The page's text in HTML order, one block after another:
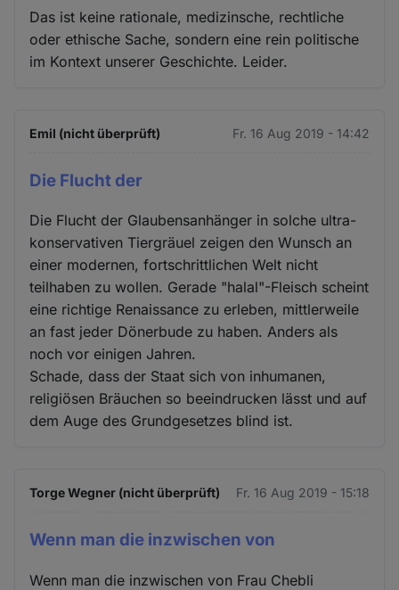
Das ist keine rationale, medizinsche, rechtliche
oder ethische Sache, sondern eine rein politische
im Kontext unserer Geschichte. Leider.
Emil (nicht überprüft) Fr. 16 Aug 2019 - 14:42
Die Flucht der
Die Flucht der Glaubensanhänger in solche ultra-
konservativen Tiergräuel zeigen den Wunsch an
einer modernen, fortschrittlichen Welt nicht
teilhaben zu wollen. Gerade "halal"-Fleisch scheint
eine richtige Renaissance zu erleben, mittlerweile
an fast jeder Dönerbude zu haben. Anders als
noch vor einigen Jahren.
Schade, dass der Staat sich von inhumanen,
religiösen Bräuchen so beeindrucken lässt und auf
dem Auge des Grundgesetzes blind ist.
Torge Wegner (nicht überprüft) Fr. 16 Aug 2019 - 15:18
Wenn man die inzwischen von
Wenn man die inzwischen von Frau Chebli